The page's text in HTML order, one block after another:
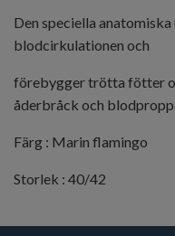
Den speciella
blodcirkulationen och
förebygger trötta fötter
åderbråck och
Färg : Marin flamingo
Storlek : 40/42